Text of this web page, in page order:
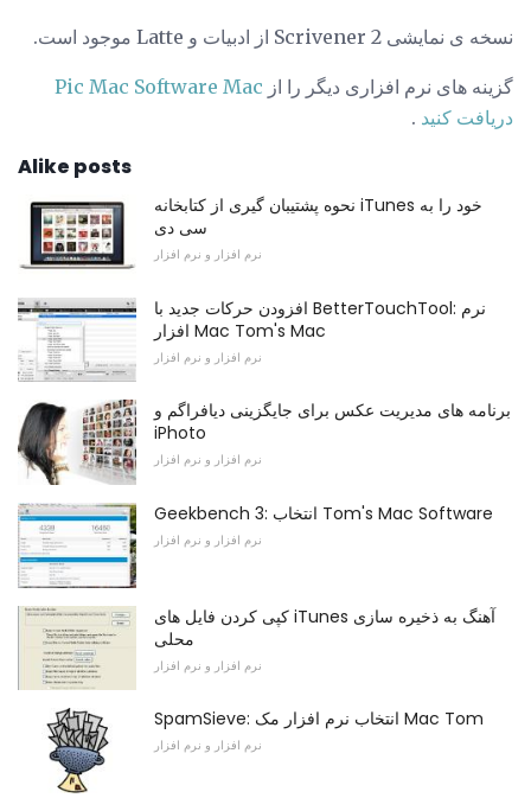
نسخه ی نمایشی Scrivener 2 از ادبیات و Latte موجود است.
گزینه های نرم افزاری دیگر را از Pic Mac Software Mac
دریافت کنید .
Alike posts
نحوه پشتیبان گیری از کتابخانه iTunes خود را به
سی دی
نرم افزار و نرم افزار
افزودن حرکات جدید با BetterTouchTool: نرم
افزار Mac Tom's Mac
نرم افزار و نرم افزار
برنامه های مدیریت عکس برای جایگزینی دیافراگم و
iPhoto
نرم افزار و نرم افزار
Geekbench 3: انتخاب Tom's Mac Software
نرم افزار و نرم افزار
کپی کردن فایل های iTunes آهنگ به ذخیره سازی
محلی
نرم افزار و نرم افزار
SpamSieve: انتخاب نرم افزار مک Mac Tom
نرم افزار و نرم افزار